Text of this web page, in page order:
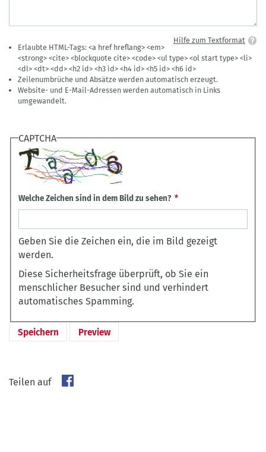
Hilfe zum Textformat
Erlaubte HTML-Tags: <a href hreflang> <em>
<strong> <cite> <blockquote cite> <code> <ul type> <ol start type> <li>
<dl> <dt> <dd> <h2 id> <h3 id> <h4 id> <h5 id> <h6 id>
Zeilenumbrüche und Absätze werden automatisch erzeugt.
Website- und E-Mail-Adressen werden automatisch in Links
umgewandelt.
CAPTCHA
Welche Zeichen sind in dem Bild zu sehen?
Geben Sie die Zeichen ein, die im Bild gezeigt
werden.
Diese Sicherheitsfrage überprüft, ob Sie ein
menschlicher Besucher sind und verhindert
automatisches Spamming.
Teilen auf